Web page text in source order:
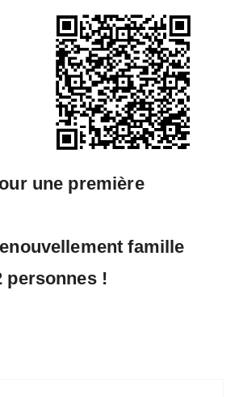
une première
famille
personnes !